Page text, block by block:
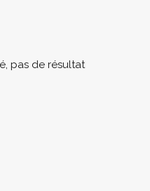
pas de résultat